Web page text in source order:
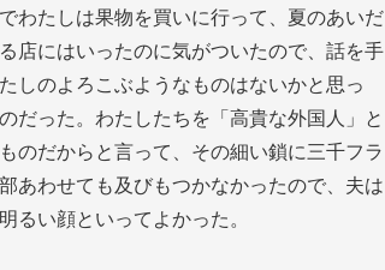
わたしは果物を買いに行って、夏のあいだ
店にはいったのに気がついたので、話を手
しのよろこぶようなものはないかと思っ
だった。わたしたちを「高貴な外国人」と
のだからと言って、その細い鎖に三千フラ
あわせても及びもつかなかったので、夫は
るい顔といってよかった。